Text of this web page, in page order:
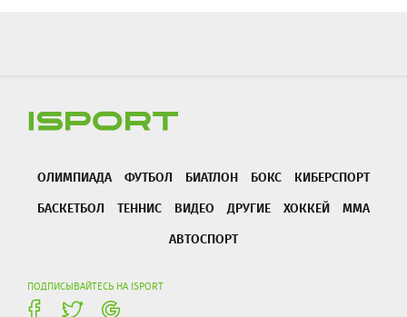
ОЛИМПИАДА ФУТБОЛ БИАТЛОН БОКС
КИБЕРСПОРТ
БАСКЕТБОЛ
ТЕННИС ВИДЕО ДРУГИЕ ХОККЕЙ
ММА
АВТОСПОРТ
ПОДПИСЫВАЙТЕСЬ НА ISPORT